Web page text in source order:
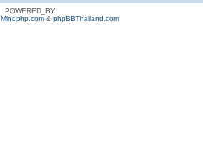
POWERED_BY
Mindphp.com& phpBBThailand.com